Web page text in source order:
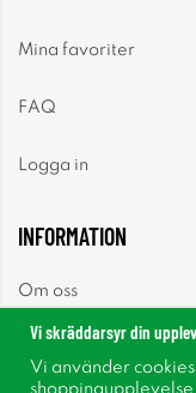
Mina favoriter
FAQ
Logga in
INFORMATION
Om oss
Vi skräddarsyr din
Vi använder